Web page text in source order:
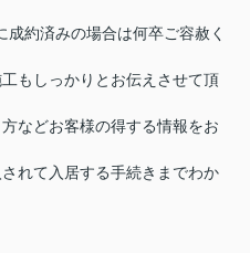
約済みの場合は何卒ご容赦く
もしっかりとお伝えさせて頂
などお客様の得する情報をお
れて入居する手続きまでわか